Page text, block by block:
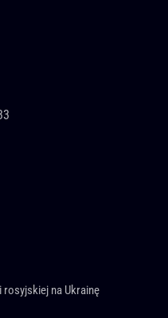
rosyjskiej na Ukrainę